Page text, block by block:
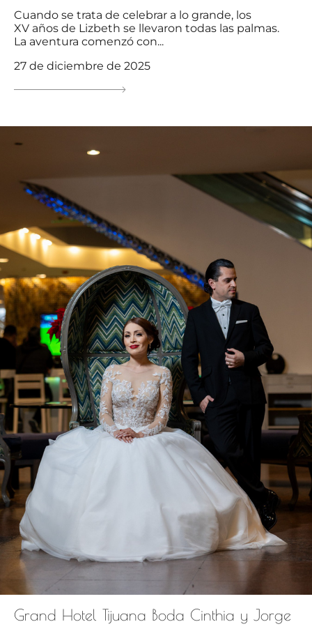
Cuando se trata de celebrar a lo grande, los
XV años de Lizbeth se llevaron todas las palmas.
La aventura comenzó con...
27 de diciembre de 2025
Grand Hotel Tijuana Boda Cinthia y Jorge